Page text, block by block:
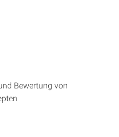
Bewertung von